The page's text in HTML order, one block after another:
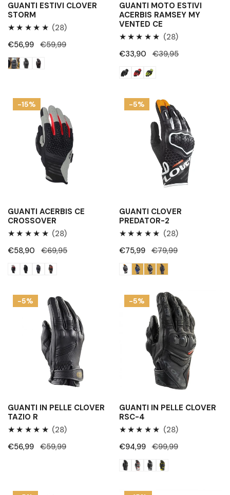
GUANTI ESTIVI CLOVER
STORM
(28)28
Prezzo
di
vendita
€56,99
Prezzo
regolare
€59,99
GUANTI MOTO ESTIVI
ACERBIS RAMSEY MY
VENTED CE
(28)28
Recensioni
Prezzo
vendita
€33,90
Prezzo
€39,95
Guanti
Acerbis
Crossover
-15%
GUANTI ACERBIS CE
CROSSOVER
(28)28
Recensioni
Prezzo
vendita
€58,90
Prezzo
€69,95
Guanti
Clover
Predator-
-5%
GUANTI CLOVER
PREDATOR-2
(28)28
Prezzo
di
vendita
€75,99
Prezzo
regolare
€79,99
Guanti
in
-5%
GUANTI IN PELLE CLOVER
TAZIO R
(28)28
Prezzo
€56,99
Prezzo
€59,99
Guanti
in
-5%
GUANTI IN PELLE CLOVER
RSC-4
(28)28
Recensioni
Prezzo
di
vendita
€94,99
Prezzo
regolare
€99,99
Guanti
Guanti